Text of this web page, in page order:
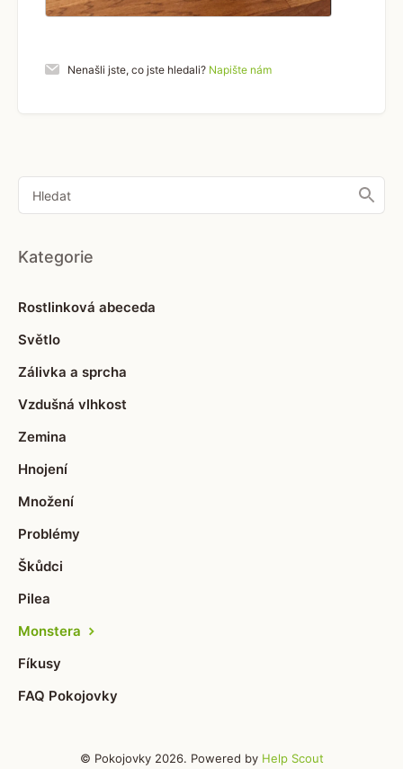
Nenašli jste, co jste hledali? Napište nám
Kategorie
Rostlinková abeceda
Světlo
Zálivka a sprcha
Vzdušná vlhkost
Zemina
Hnojení
Množení
Problémy
Škůdci
Pilea
Monstera
Fíkusy
FAQ Pokojovky
© Pokojovky 2026. Powered by Help Scout